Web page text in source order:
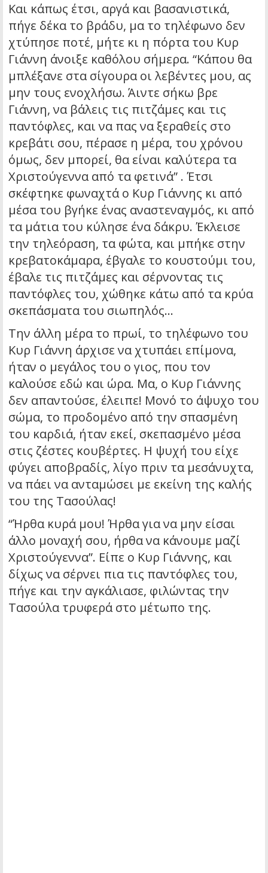
Και κάπως έτσι, αργά και βασανιστικά,
πήγε δέκα το βράδυ, μα το τηλέφωνο δεν
χτύπησε ποτέ, μήτε κι η πόρτα του Κυρ
Γιάννη άνοιξε καθόλου σήμερα. “Κάπου θα
μπλέξανε στα σίγουρα οι λεβέντες μου, ας
μην τους ενοχλήσω. Άιντε σήκω βρε
Γιάννη, να βάλεις τις πιτζάμες και τις
παντόφλες, και να πας να ξεραθείς στο
κρεβάτι σου, πέρασε η μέρα, του χρόνου
όμως, δεν μπορεί, θα είναι καλύτερα τα
Χριστούγεννα από τα φετινά” . Έτσι
σκέφτηκε φωναχτά ο Κυρ Γιάννης κι από
μέσα του βγήκε ένας αναστεναγμός, κι από
τα μάτια του κύλησε ένα δάκρυ. Έκλεισε
την τηλεόραση, τα φώτα, και μπήκε στην
κρεβατοκάμαρα, έβγαλε το κουστούμι του,
έβαλε τις πιτζάμες και σέρνοντας τις
παντόφλες του, χώθηκε κάτω από τα κρύα
σκεπάσματα του σιωπηλός…
Την άλλη μέρα το πρωί, το τηλέφωνο του
Κυρ Γιάννη άρχισε να χτυπάει επίμονα,
ήταν ο μεγάλος του ο γιος, που τον
καλούσε εδώ και ώρα. Μα, ο Κυρ Γιάννης
δεν απαντούσε, έλειπε! Μονό το άψυχο του
σώμα, το προδομένο από την σπασμένη
του καρδιά, ήταν εκεί, σκεπασμένο μέσα
στις ζέστες κουβέρτες. Η ψυχή του είχε
φύγει αποβραδίς, λίγο πριν τα μεσάνυχτα,
να πάει να ανταμώσει με εκείνη της καλής
του της Τασούλας!
“Ήρθα κυρά μου! Ήρθα για να μην είσαι
άλλο μοναχή σου, ήρθα να κάνουμε μαζί
Χριστούγεννα”. Είπε ο Κυρ Γιάννης, και
δίχως να σέρνει πια τις παντόφλες του,
πήγε και την αγκάλιασε, φιλώντας την
Τασούλα τρυφερά στο μέτωπο της.